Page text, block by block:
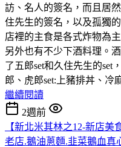
訪、名人的簽名，而且居
住先生的簽名，以及孤獨
店裡的主食是各式炸物為
另外也有不少下酒料理。
了五郎set和久住先生的set
郎、虎郎set:上豬排丼、冷
繼續閱讀
2週前
【新北米其林之12-新店
老店.鵝油蔥麵.韭菜鵝血真